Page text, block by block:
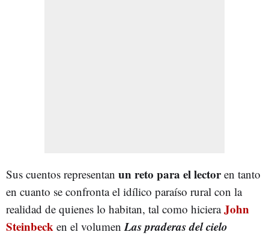
Sus cuentos representan un reto para el lectoren tanto
en cuanto se confronta el idílico paraíso rural con la
realidad de quienes lo habitan, tal como hicieraJohn
Steinbeck en el volumenLas praderas del cielo